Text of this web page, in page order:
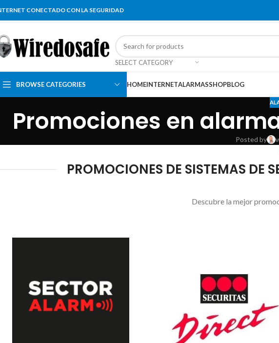
CONECTADO CON LA SEGURIDAD
SELECT CATEGORY
BROWSE CATEGORIES HOMEINTERNETALARMASSHOPBLOG
Promociones en
Posted by
PROMOCIONES DE SISTEMAS
Descubre la mejor